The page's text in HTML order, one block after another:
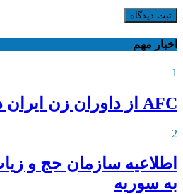
ثبت دیدگاه
اخبار مهم
1
AFC از داوران زن ایران دعوت کرد
2
اطلاعیه‌ سازمان حج و
به سوریه